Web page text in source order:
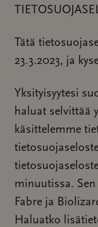
Tätä
23.3.2023, ja
Yksityisyytesi
haluat selvittää
käsittelemme
minuutissa.
Fabre ja
Haluatko